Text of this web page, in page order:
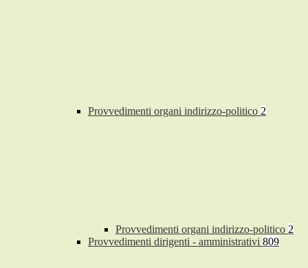
Provvedimenti organi indirizzo-politico 2
Provvedimenti organi indirizzo-politico 2
Provvedimenti dirigenti - amministrativi 809